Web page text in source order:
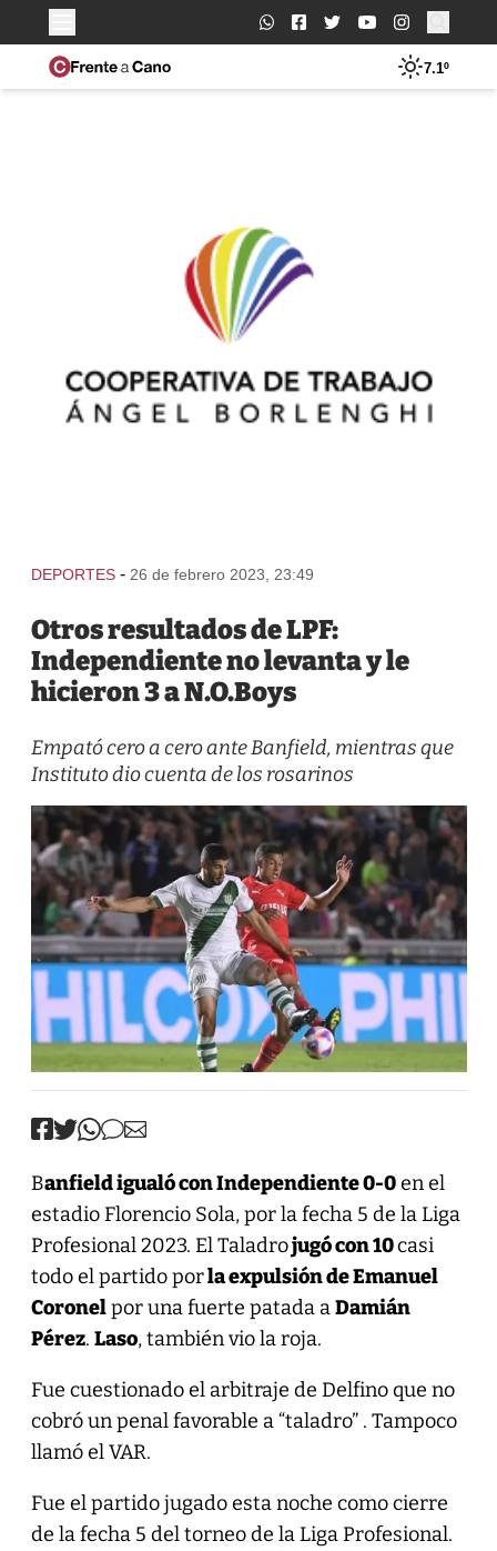
Buscar:
7.1º
DEPORTES - 26 de febrero 2023, 23:49
Otros resultados de LPF:
Independiente no levanta y le
hicieron 3 a N.O.Boys
Empató cero a cero ante Banfield, mientras que
Instituto dio cuenta de los rosarinos
Banfield igualó con Independiente 0-0en el
estadio Florencio Sola, por la fecha 5 de la Liga
Profesional 2023. El Taladrojugó con 10casi
todo el partido porla expulsión de Emanuel
Coronelpor una fuerte patada aDamián
Pérez. Laso, también vio la roja.
Fue cuestionado el arbitraje de Delfino que no
cobró un penal favorable a “taladro” . Tampoco
llamó el VAR.
Fue el partido jugado esta noche como cierre
de la fecha 5 del torneo de la Liga Profesional.